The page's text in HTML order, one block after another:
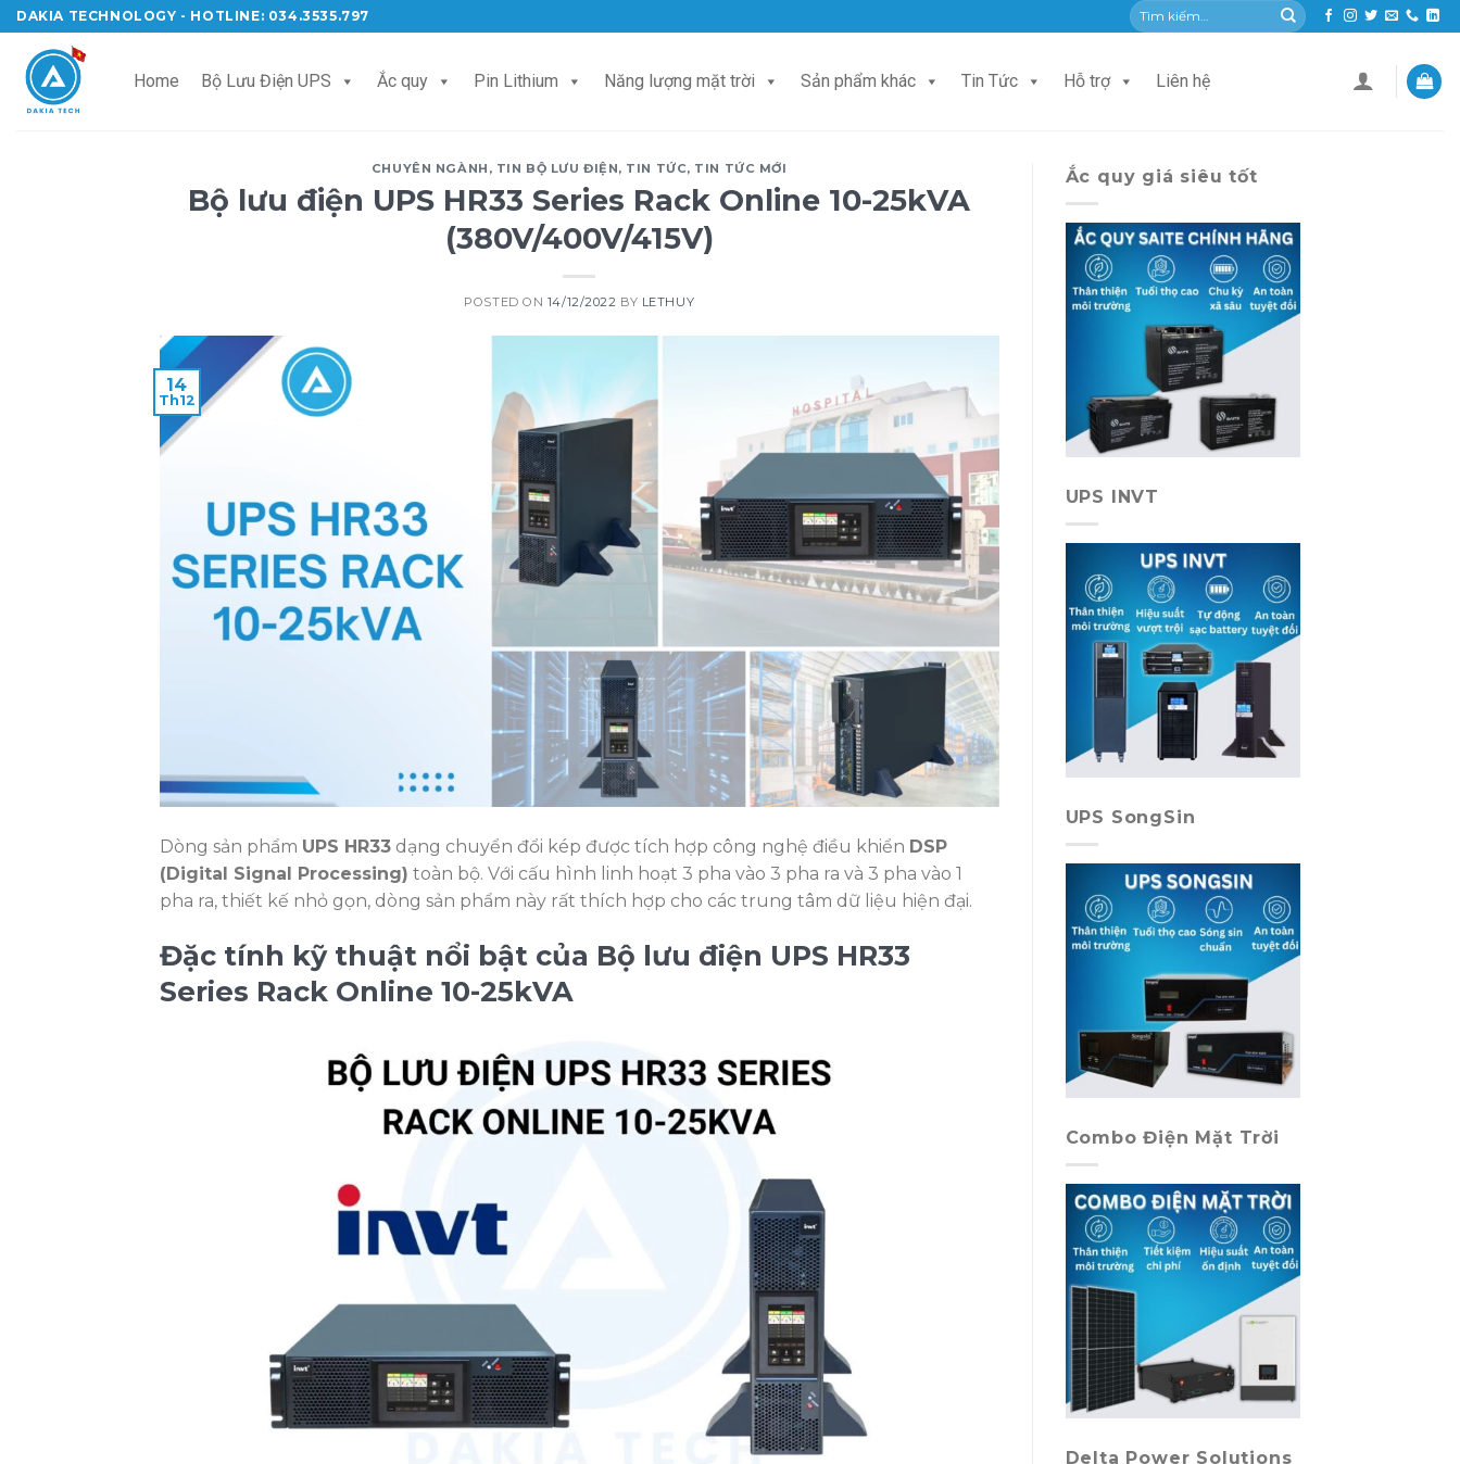
Skip
to
content
DAKIA TECHNOLOGY - HOTLINE: 034.3535.797
Tìm
kiếm:
Home Bộ Lưu Điện UPS Ắc quy Pin Lithium Năng lượng mặt trời Sản phẩm khác Tin Tức Hỗ trợ Liên hệ
CHUYÊN NGÀNH , TIN BỘ LƯU ĐIỆN, TIN TỨC, TIN TỨC MỚI
Bộ lưu điện UPS HR33 Series Rack Online 10-25kVA
(380V/400V/415V)
POSTED ON 14/12/2022 BY LETHUY
14
Th12
Dòng sản phẩm UPS HR33 dạng chuyển đổi kép được tích hợp công nghệ điều khiển DSP
(Digital Signal Processing) toàn bộ. Với cấu hình linh hoạt 3 pha vào 3 pha ra và 3 pha vào 1
pha ra, thiết kế nhỏ gọn, dòng sản phẩm này rất thích hợp cho các trung tâm dữ liệu hiện đại.
Đặc tính kỹ thuật nổi bật của Bộ lưu điện UPS HR33
Series Rack Online 10-25kVA
Ắc quy giá siêu tốt
UPS INVT
UPS SongSin
Combo Điện Mặt Trời
Delta Power Solutions